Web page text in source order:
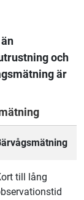
och
är
till lång